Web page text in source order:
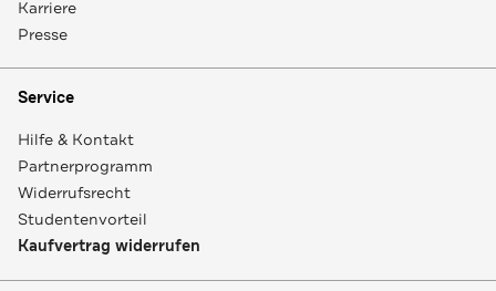
Karriere
Presse
Service
Hilfe & Kontakt
Partnerprogramm
Widerrufsrecht
Studentenvorteil
Kaufvertrag widerrufen